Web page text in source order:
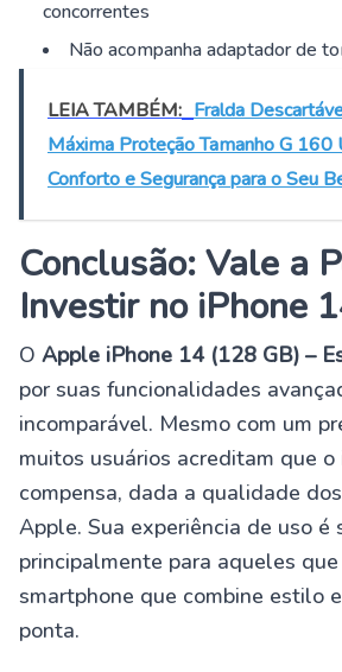
concorrentes
Não acompanha adaptador de
LEIA TAMBÉM: Fralda
Máxima Proteção Tamanho G 160
Conforto e Segurança para o Seu
Conclusão: Vale a
Investir no iPhone
O Apple iPhone 14 (128 GB) –
por suas funcionalidades
incomparável. Mesmo com um
muitos usuários acreditam que
compensa, dada a qualidade
Apple. Sua experiência de uso é
principalmente para aqueles
smartphone que combine estilo
ponta.